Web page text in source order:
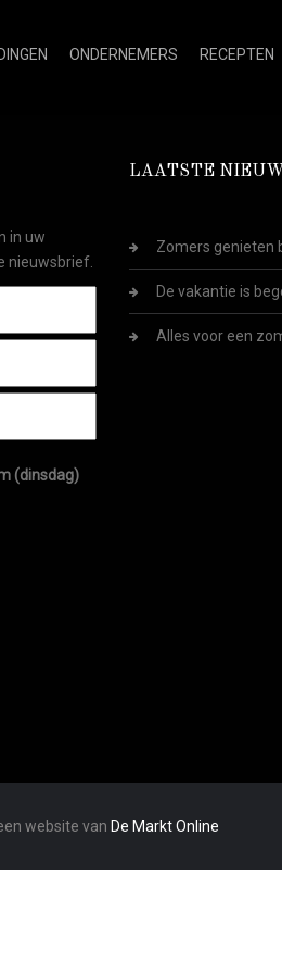
ONDERNEMERS RECEPTEN
in uw
nieuwsbrief.
(dinsdag)
LAATSTE
Zomers genieten
De vakantie is
Alles voor een
website van De Markt Online